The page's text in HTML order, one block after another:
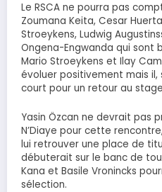
Le RSCA ne pourra pas
Zoumana Keita, Cesar
Stroeykens, Ludwig
Ongena-Engwanda qui sont
Mario Stroeykens et Ilay
évoluer positivement mais
court pour un retour au
Yasin Özcan ne devrait pas
N’Diaye pour cette
lui retrouver une place de
débuterait sur le banc de
Kana et Basile Vronincks
sélection.